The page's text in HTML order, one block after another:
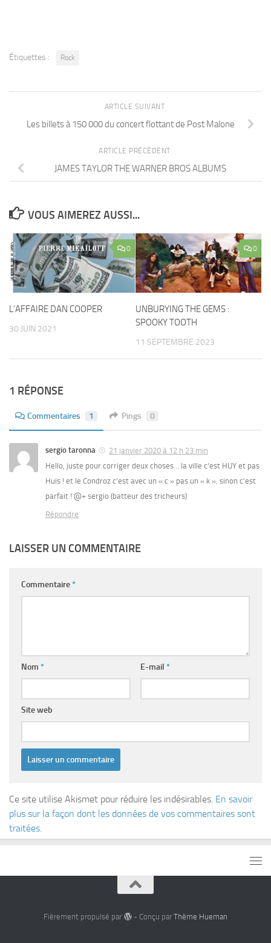
Étiquettes : Rock
ARTICLE SUIVANT
Les billets à 150 000 du concert flottant de Post Malone
ARTICLE PRÉCÉDENT
JAMES TAYLOR THE WARNER BROS ALBUMS
VOUS AIMEREZ AUSSI...
0
L’AFFAIRE DAN COOPER
30 JUIN 2021
0
UNBURYING THE GEMS :
SPOOKY TOOTH
11 SEPTEMBRE 2023
1 RÉPONSE
Commentaires 1 Pings 0
sergio taronna
21 janvier 2020 à 12 h 23 min
Hello, juste pour corriger deux choses… la ville c’est HUY et pas
Huis ! et le Condroz c’est avec un « c » pas un « k ». sinon c’est
parfait ! @+ sergio (batteur des tricheurs)
Répondre
LAISSER UN COMMENTAIRE
Commentaire*
Nom * E-mail *
Site web
Ce site utilise Akismet pour réduire les indésirables. En savoir
plus sur la façon dont les données de vos commentaires sont
traitées.
Fièrement propulsé par - Conçu par Thème Hueman